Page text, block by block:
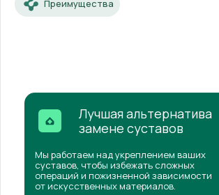
Преимущества
Лучшая альтернатива
замене суставов
Мы работаем над укреплением ваших
суставов, чтобы избежать сложных
операций и пожизненной зависимости
от искусственных материалов.